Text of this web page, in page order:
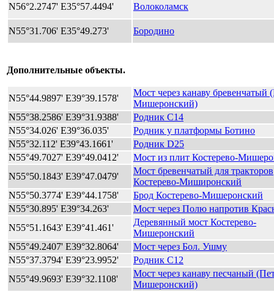
N56°2.2747' E35°57.4494' Волоколамск
N55°31.706' E35°49.273' Бородино
Дополнительные объекты.
N55°44.9897' E39°39.1578'
Мост через канаву бревенчатый
Мишеронский)
N55°38.2586' E39°31.9388'
Родник C14
N55°34.026' E39°36.035'
Родник у платформы Ботино
N55°32.112' E39°43.1661'
Родник D25
N55°49.7027' E39°49.0412'
Мост из плит Костерево-
N55°50.1843' E39°47.0479'
Мост бревенчатый для тракторов
Костерево-Миширонский
N55°50.3774' E39°44.1758'
Брод Костерево-Мишеронский
N55°30.895' E39°34.263'
Мост через Полю напротив
N55°51.1643' E39°41.461'
Деревянный мост Костерево-
Мишеронский
N55°49.2407' E39°32.8064'
Мост через Бол. Ушму
N55°37.3794' E39°23.9952'
Родник C12
N55°49.9693' E39°32.1108'
Мост через канаву песчаный
Мишеронский)